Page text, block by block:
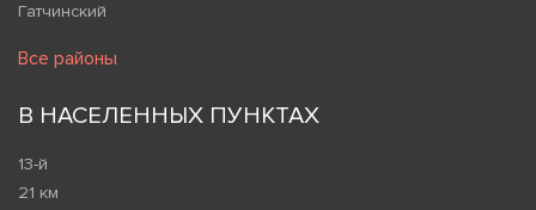
Гатчинский
Все районы
В НАСЕЛЕННЫХ ПУНКТАХ
13-й
21 км